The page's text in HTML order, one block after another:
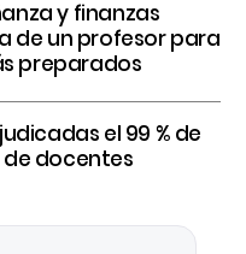
y finanzas
de un profesor para
preparados
el 99 % de
docentes